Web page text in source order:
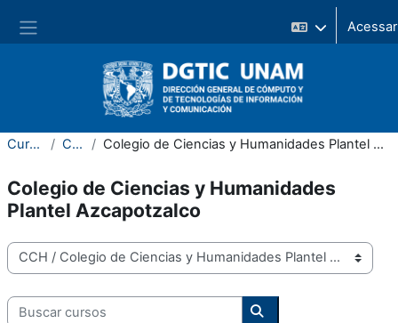
Painel lateral
Cursos CCH Colegio de Ciencias y Humanidades Plantel Azcapotzalco
Colegio de Ciencias y Humanidades
Plantel Azcapotzalco
Categorias de Cursos
Buscar cursos